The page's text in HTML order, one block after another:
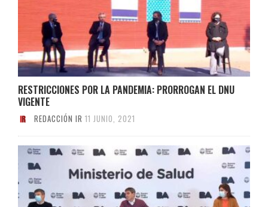
RESTRICCIONES POR LA PANDEMIA: PRORROGAN EL DNU
VIGENTE
REDACCIÓN IR 11 JUNIO, 2021